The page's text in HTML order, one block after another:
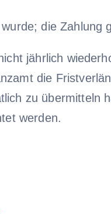
die Zahlung
jährlich
die
zu
werden.